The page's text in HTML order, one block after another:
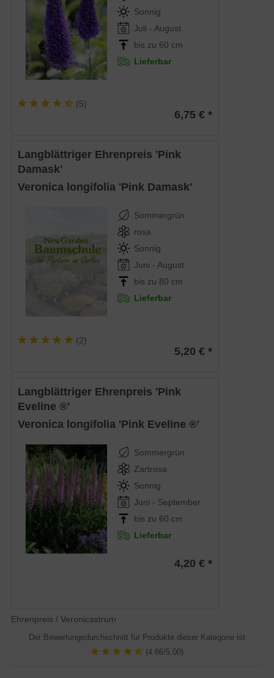
Sonnig
Juli - August
bis zu 60 cm
Lieferbar
(5)
6,75 € *
Langblättriger Ehrenpreis 'Pink
Damask'
Veronica longifolia 'Pink Damask'
Sommergrün
rosa
Sonnig
Juni - August
bis zu 80 cm
Lieferbar
(2)
5,20 € *
Langblättriger Ehrenpreis 'Pink
Eveline ®'
Veronica longifolia 'Pink Eveline ®'
Sommergrün
Zartrosa
Sonnig
Juni - September
bis zu 60 cm
Lieferbar
4,20 € *
Ehrenpreis / Veronicastrum
Der Bewertungsdurchschnitt für Produkte dieser Kategorie ist
(4.86/5.00)